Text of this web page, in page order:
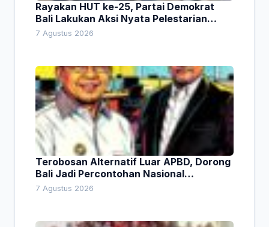
Rayakan HUT ke-25, Partai Demokrat
Bali Lakukan Aksi Nyata Pelestarian
Lingkungan
7 Agustus 2026
Terobosan Alternatif Luar APBD, Dorong
Bali Jadi Percontohan Nasional
Pembiayaan Daerah
7 Agustus 2026